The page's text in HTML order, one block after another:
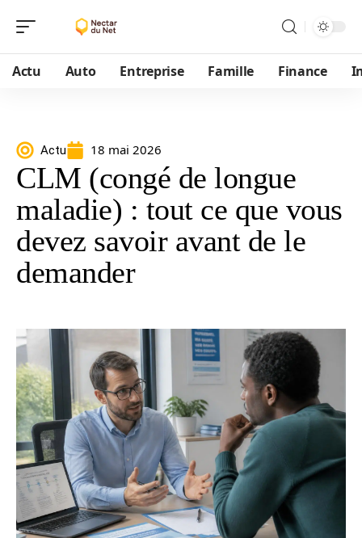
Actu Auto Entreprise Famille Finance
Actu 18 mai 2026
CLM (congé de longue
maladie) : tout ce que vous
devez savoir avant de le
demander